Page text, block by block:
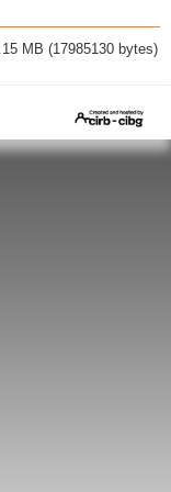
MB (17985130 bytes)